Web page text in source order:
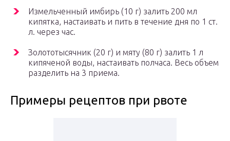
Измельченный имбирь (10 г) залить 200 мл
кипятка, настаивать и пить в течение дня по 1 ст.
л. через час.
Золототысячник (20 г) и мяту (80 г) залить 1 л
кипяченой воды, настаивать полчаса. Весь объем
разделить на 3 приема.
Примеры рецептов при рвоте